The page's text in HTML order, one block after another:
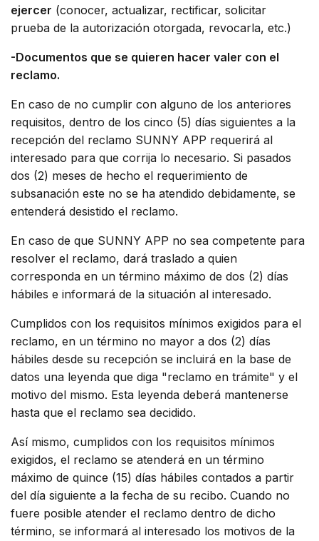
ejercer (conocer, actualizar, rectificar, solicitar
prueba de la autorización otorgada, revocarla, etc.)
-Documentos que se quieren hacer valer con el
reclamo.
En caso de no cumplir con alguno de los anteriores
requisitos, dentro de los cinco (5) días siguientes a la
recepción del reclamo SUNNY APP requerirá al
interesado para que corrija lo necesario. Si pasados
dos (2) meses de hecho el requerimiento de
subsanación este no se ha atendido debidamente, se
entenderá desistido el reclamo.
En caso de que SUNNY APP no sea competente para
resolver el reclamo, dará traslado a quien
corresponda en un término máximo de dos (2) días
hábiles e informará de la situación al interesado.
Cumplidos con los requisitos mínimos exigidos para el
reclamo, en un término no mayor a dos (2) días
hábiles desde su recepción se incluirá en la base de
datos una leyenda que diga "reclamo en trámite" y el
motivo del mismo. Esta leyenda deberá mantenerse
hasta que el reclamo sea decidido.
Así mismo, cumplidos con los requisitos mínimos
exigidos, el reclamo se atenderá en un término
máximo de quince (15) días hábiles contados a partir
del día siguiente a la fecha de su recibo. Cuando no
fuere posible atender el reclamo dentro de dicho
término, se informará al interesado los motivos de la